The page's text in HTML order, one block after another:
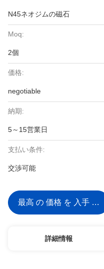
N45ネオジムの磁石
Moq:
2個
価格:
negotiable
納期:
5～15営業日
支払い条件:
交渉可能
最高 の 価格 を 入手 する
詳細情報